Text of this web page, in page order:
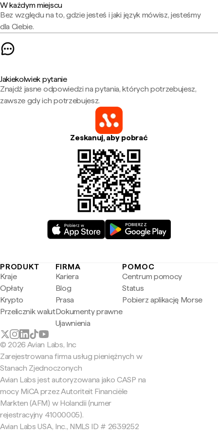
W każdym miejscu
Bez względu na to, gdzie jesteś i jaki język mówisz, jesteśmy
dla Ciebie.
Jakiekolwiek pytanie
Znajdź jasne odpowiedzi na pytania, których potrzebujesz,
zawsze gdy ich potrzebujesz.
Zeskanuj, aby pobrać
PRODUKT
Kraje
Opłaty
Krypto
Przelicznik walut
FIRMA
Kariera
Blog
Prasa
Dokumenty prawne
Ujawnienia
POMOC
Centrum pomocy
Status
Pobierz aplikację Morse
© 2026 Avian Labs, Inc
Zarejestrowana firma usług pieniężnych w
Stanach Zjednoczonych
Avian Labs jest autoryzowana jako CASP na
mocy MiCA przez Autoriteit Financiële
Markten (AFM) w Holandii (numer
rejestracyjny 41000005).
Avian Labs USA, Inc., NMLS ID # 2639252